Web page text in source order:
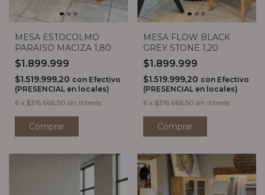
MESA ESTOCOLMO
PARAISO MACIZA 1,80
$1.899.999
$1.519.999,20 con Efectivo
(PRESENCIAL en locales)
6 x $316.666,50 sin interés
MESA FLOW BLACK
GREY STONE 1,20
$1.899.999
$1.519.999,20 con Efectivo
(PRESENCIAL en locales)
6 x $316.666,50 sin interés